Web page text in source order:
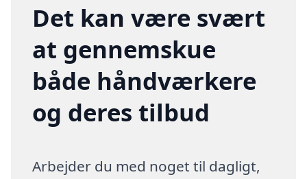
Det kan være svært
at gennemskue
både håndværkere
og deres tilbud
Arbejder du med noget til dagligt,